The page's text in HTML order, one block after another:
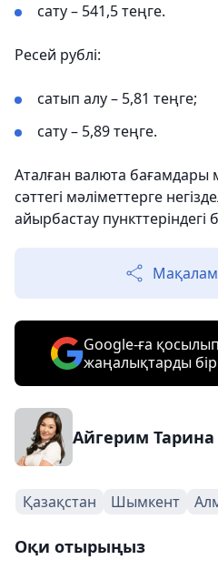
сату – 541,5 теңге.
Ресей рублі:
сатып алу – 5,81 теңге;
сату – 5,89 теңге.
Аталған валюта бағамдары
сәттегі мәліметтерге
айырбастау пункттеріндегі
Google-ға
жаңалықтарды
Айгерим Тарина
Қазақстан Шымкент
Оқи отырыңыз